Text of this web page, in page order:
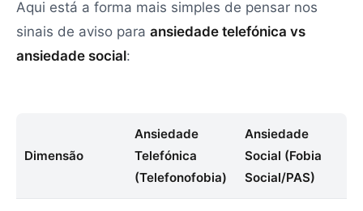
Aqui está a forma mais simples de pensar nos
sinais de aviso para ansiedade telefónica vs
ansiedade social:
Dimensão
Ansiedade
Telefónica
(Telefonofobia)
Ansiedade
Social (Fobia
Social/PAS)